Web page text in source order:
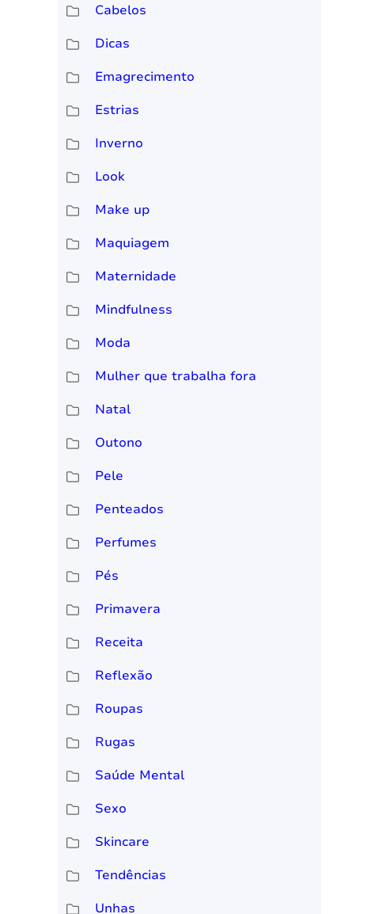
Cabelos
Dicas
Emagrecimento
Estrias
Inverno
Look
Make up
Maquiagem
Maternidade
Mindfulness
Moda
Mulher que trabalha fora
Natal
Outono
Pele
Penteados
Perfumes
Pés
Primavera
Receita
Reflexão
Roupas
Rugas
Saúde Mental
Sexo
Skincare
Tendências
Unhas